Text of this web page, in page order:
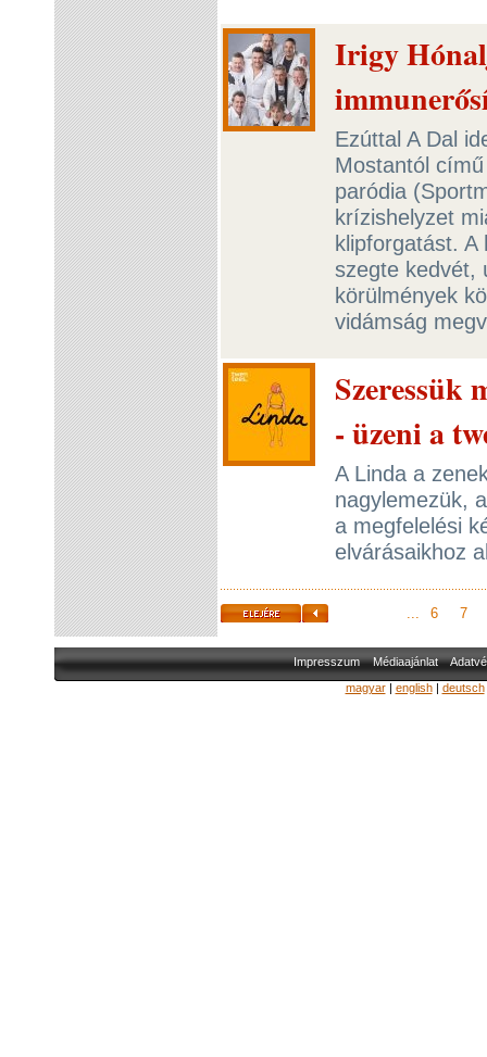
Irigy
Ezúttal A Dal
Mostantól
paródia
krízishelyzet
klipforgatást. A
szegte kedvét,
körülmények
vidámság
Szeressük
- üzeni a
A Linda a
nagylemezük,
a megfelelési
elvárásaikhoz
... 6 7
Impresszum Médiaajánlat
magyar| english| deutsch